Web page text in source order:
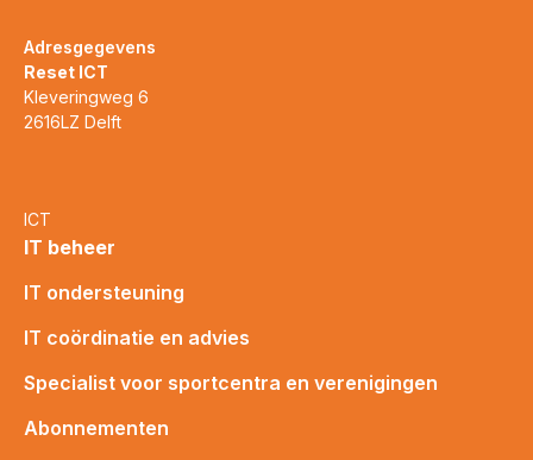
Adresgegevens
Reset ICT
Kleveringweg 6
2616LZ Delft
ICT
IT beheer
IT ondersteuning
IT coördinatie en advies
Specialist voor sportcentra en verenigingen
Abonnementen